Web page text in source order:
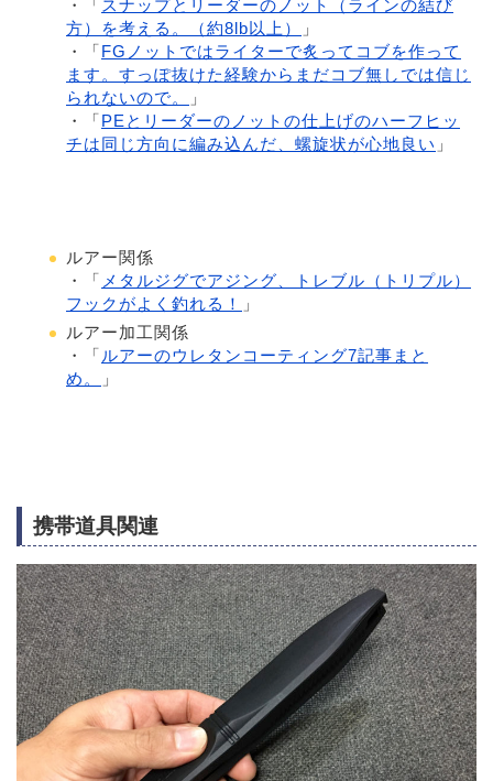
・「 スナップとリーダーのノット（ラインの結び
方）を考える。（約8lb以上）
」
・「FGノットではライターで炙ってコブを作って
ます。すっぽ抜けた経験からまだコブ無しでは信じ
られないので。
」
・「PEとリーダーのノットの仕上げのハーフヒッ
チは同じ方向に編み込んだ、螺旋状が心地良い 」
ルアー関係
・「 メタルジグでアジング、トレブル（トリプル）
フックがよく釣れる！
」
ルアー加工関係
・「ルアーのウレタンコーティング7記事まと
め。
」
携帯道具関連